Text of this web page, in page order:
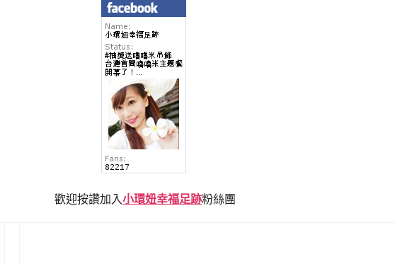
歡迎按讚加入小環妞幸福足跡粉絲團